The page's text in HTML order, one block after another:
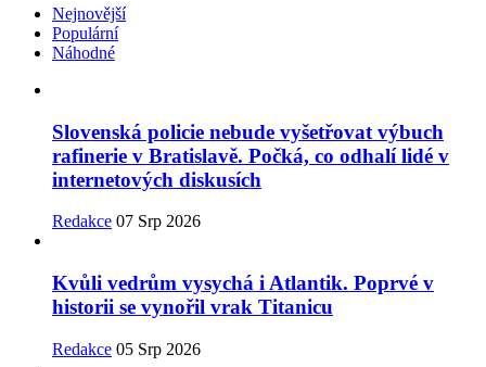
Nejnovější
Populární
Náhodné
Slovenská policie nebude vyšetřovat výbuch
rafinerie v Bratislavě. Počká, co odhalí lidé v
internetových diskusích
Redakce 07 Srp 2026
Kvůli vedrům vysychá i Atlantik. Poprvé v
historii se vynořil vrak Titanicu
Redakce 05 Srp 2026